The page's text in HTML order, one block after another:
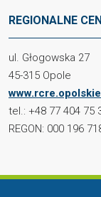
REGIONALNE
ul. Głogowska 27
45-315 Opole
tel.: +48 77 404 75
REGON: 000 196